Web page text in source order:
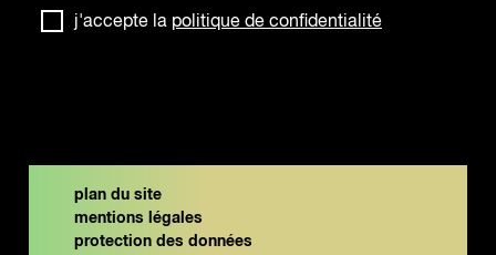
j'accepte la politique de confidentialité
plan du site
mentions légales
protection des données